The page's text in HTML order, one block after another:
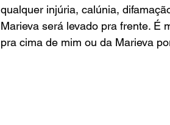
qualquer injúria, calúnia,
Marieva será levado pra frente. É
pra cima de mim ou da Marieva